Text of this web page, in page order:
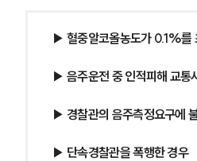
▶ 혈중알코올농도가 0.1%를
▶ 음주운전 중 인적피해 교통
▶ 경찰관의 음주측정요구에
▶ 단속경찰관을 폭행한 경우